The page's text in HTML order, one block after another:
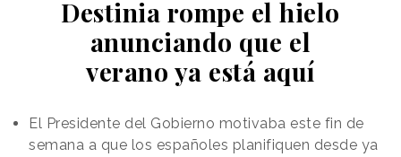
Destinia rompe el hielo
anunciando que el
verano ya está aquí
El Presidente del Gobierno motivaba este fin de
semana a que los españoles planifiquen desde ya